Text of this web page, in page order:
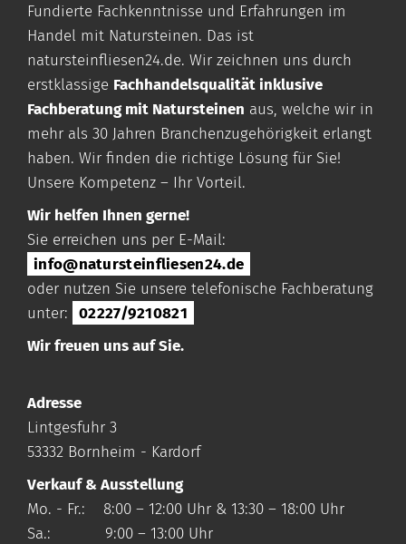
Fundierte Fachkenntnisse und Erfahrungen im
Handel mit Natursteinen. Das ist
natursteinfliesen24.de. Wir zeichnen uns durch
erstklassige Fachhandelsqualität inklusive
Fachberatung mit Natursteinen aus, welche wir in
mehr als 30 Jahren Branchenzugehörigkeit erlangt
haben. Wir finden die richtige Lösung für Sie!
Unsere Kompetenz – Ihr Vorteil.
Wir helfen Ihnen gerne!
Sie erreichen uns per E-Mail:
info@natursteinfliesen24.de
oder nutzen Sie unsere telefonische Fachberatung
unter:
02227/9210821
Wir freuen uns auf Sie.
Adresse
Lintgesfuhr 3
53332 Bornheim - Kardorf
Verkauf & Ausstellung
Mo. - Fr.: 8:00 – 12:00 Uhr & 13:30 – 18:00 Uhr
Sa.: 9:00 – 13:00 Uhr